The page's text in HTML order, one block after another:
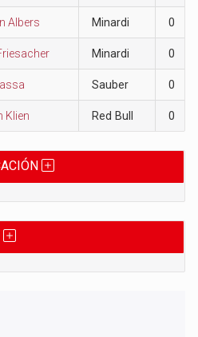
Albers Minardi 0
Minardi 0
Sauber 0
Klien Red Bull 0